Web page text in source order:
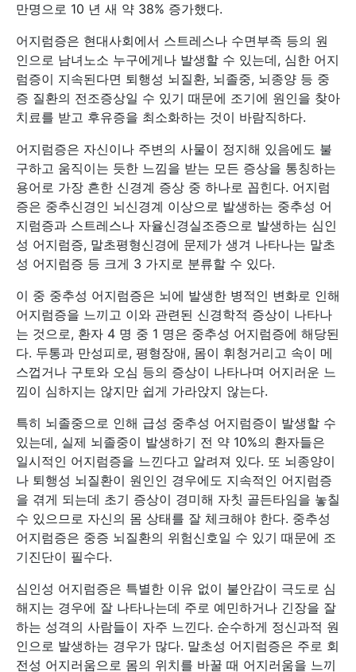
만명으로 10 년 새 약 38% 증가했다.
어지럼증은 현대사회에서 스트레스나 수면부족 등의 원
인으로 남녀노소 누구에게나 발생할 수 있는데, 심한 어지
럼증이 지속된다면 퇴행성 뇌질환, 뇌졸중, 뇌종양 등 중
증 질환의 전조증상일 수 있기 때문에 조기에 원인을 찾아
치료를 받고 후유증을 최소화하는 것이 바람직하다.
어지럼증은 자신이나 주변의 사물이 정지해 있음에도 불
구하고 움직이는 듯한 느낌을 받는 모든 증상을 통칭하는
용어로 가장 흔한 신경계 증상 중 하나로 꼽힌다. 어지럼
증은 중추신경인 뇌신경계 이상으로 발생하는 중추성 어
지럼증과 스트레스나 자율신경실조증으로 발생하는 심인
성 어지럼증, 말초평형신경에 문제가 생겨 나타나는 말초
성 어지럼증 등 크게 3 가지로 분류할 수 있다.
이 중 중추성 어지럼증은 뇌에 발생한 병적인 변화로 인해
어지럼증을 느끼고 이와 관련된 신경학적 증상이 나타나
는 것으로, 환자 4 명 중 1 명은 중추성 어지럼증에 해당된
다. 두통과 만성피로, 평형장애, 몸이 휘청거리고 속이 메
스껍거나 구토와 오심 등의 증상이 나타나며 어지러운 느
낌이 심하지는 않지만 쉽게 가라앉지 않는다.
특히 뇌졸중으로 인해 급성 중추성 어지럼증이 발생할 수
있는데, 실제 뇌졸중이 발생하기 전 약 10%의 환자들은
일시적인 어지럼증을 느낀다고 알려져 있다. 또 뇌종양이
나 퇴행성 뇌질환이 원인인 경우에도 지속적인 어지럼증
을 겪게 되는데 초기 증상이 경미해 자칫 골든타임을 놓칠
수 있으므로 자신의 몸 상태를 잘 체크해야 한다. 중추성
어지럼증은 중증 뇌질환의 위험신호일 수 있기 때문에 조
기진단이 필수다.
심인성 어지럼증은 특별한 이유 없이 불안감이 극도로 심
해지는 경우에 잘 나타나는데 주로 예민하거나 긴장을 잘
하는 성격의 사람들이 자주 느낀다. 순수하게 정신과적 원
인으로 발생하는 경우가 많다. 말초성 어지럼증은 주로 회
전성 어지러움으로 몸의 위치를 바꿀 때 어지러움을 느끼